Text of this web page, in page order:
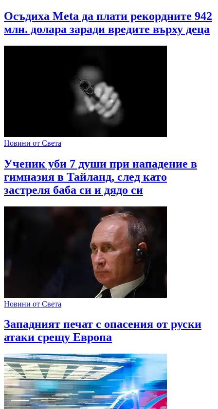
Осъдиха Meta да плати рекордните 942
млн. долара заради вредите върху деца
Новини от Света
Ученик уби 7 души при нападение в
гимназия в Тайланд, след като
застреля баба си и дядо си
Новини от Света
Западният печат с опасения от руски
атаки срещу Европа